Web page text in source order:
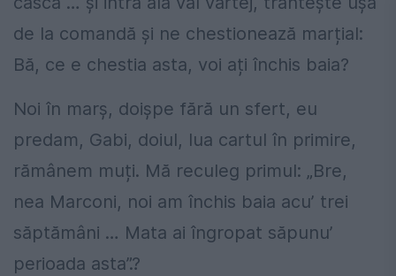
de la comandă și ne chestionează marțial:
Bă, ce e chestia asta, voi ați închis baia?
Noi în marș, doișpe fără un sfert, eu
predam, Gabi, doiul, lua cartul în primire,
rămânem muți. Mă reculeg primul: „Bre,
nea Marconi, noi am închis baia acu’ trei
săptămâni … Mata ai îngropat săpunu’
perioada asta”.?